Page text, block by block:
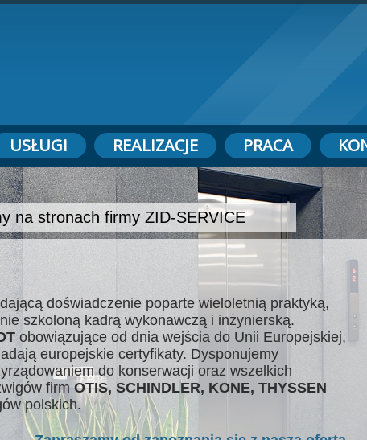
USŁUGI REALIZACJE PRACA
na stronach firmy ZID-SERVICE
doświadczenie poparte wieloletnią praktyką,
szkoloną kadrą wykonawczą i inżynierską.
obowiązujące od dnia wejścia do Unii Europejskiej,
europejskie certyfikaty. Dysponujemy
do konserwacji oraz wszelkich
firmOTIS, SCHINDLER, KONE, THYSSEN
polskich.